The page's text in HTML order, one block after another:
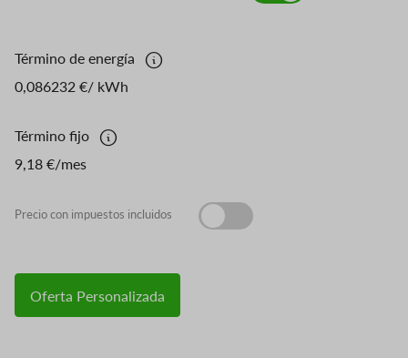
Término de energía
0,086232 €/ kWh
Término fijo
9,18 €/mes
Precio con impuestos incluidos
Oferta Personalizada